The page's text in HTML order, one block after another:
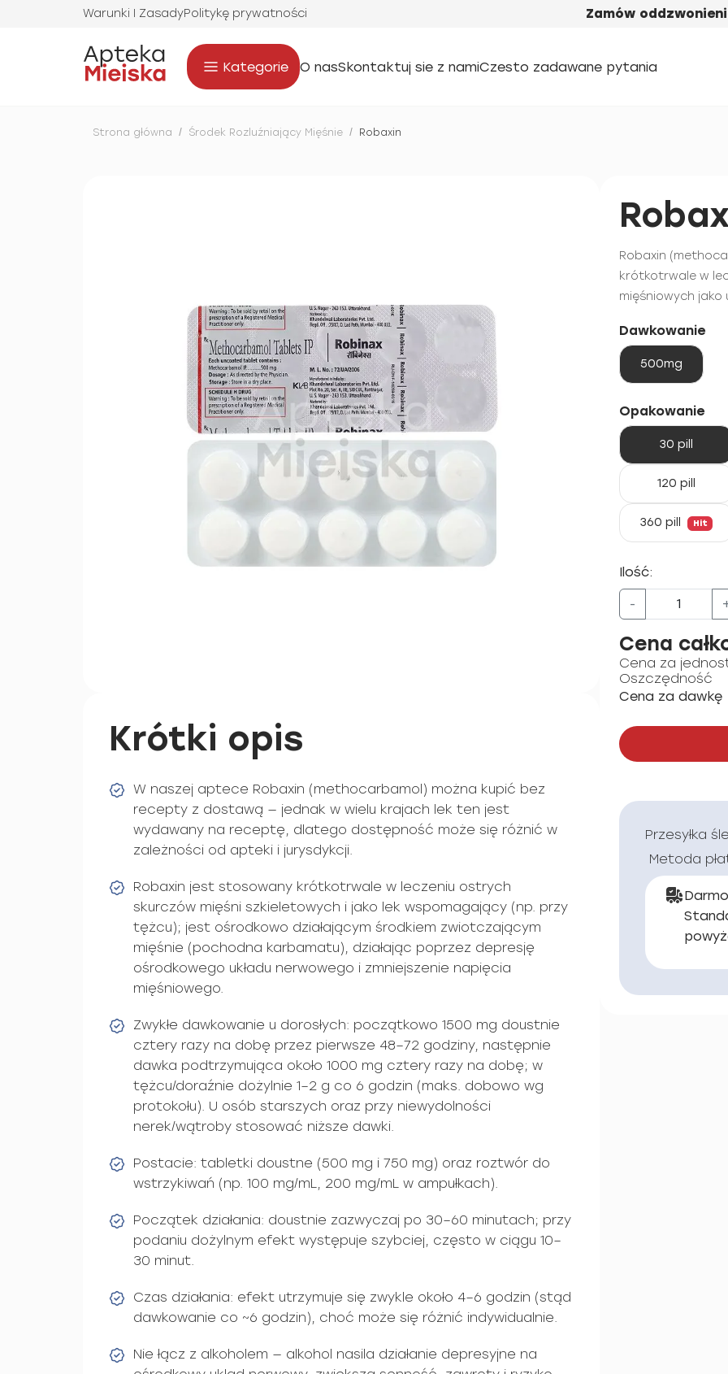
Warunki I ZasadyPolitykę prywatności Zamów
Kategorie O nasSkontaktuj sie z namiCzesto zadawane pytania
Strona główna / Środek Rozluźniający Mięśnie / Robaxin
Krótki opis
W naszej aptece Robaxin (methocarbamol) można kupić bez
recepty z dostawą — jednak w wielu krajach lek ten jest
wydawany na receptę, dlatego dostępność może się różnić w
zależności od apteki i jurysdykcji.
Robaxin jest stosowany krótkotrwale w leczeniu ostrych
skurczów mięśni szkieletowych i jako lek wspomagający (np. przy
tężcu); jest ośrodkowo działającym środkiem zwiotczającym
mięśnie (pochodna karbamatu), działając poprzez depresję
ośrodkowego układu nerwowego i zmniejszenie napięcia
mięśniowego.
Zwykłe dawkowanie u dorosłych: początkowo 1500 mg doustnie
cztery razy na dobę przez pierwsze 48–72 godziny, następnie
dawka podtrzymująca około 1000 mg cztery razy na dobę; w
tężcu/doraźnie dożylnie 1–2 g co 6 godzin (maks. dobowo wg
protokołu). U osób starszych oraz przy niewydolności
nerek/wątroby stosować niższe dawki.
Postacie: tabletki doustne (500 mg i 750 mg) oraz roztwór do
wstrzykiwań (np. 100 mg/mL, 200 mg/mL w ampułkach).
Początek działania: doustnie zazwyczaj po 30–60 minutach; przy
podaniu dożylnym efekt występuje szybciej, często w ciągu 10–
30 minut.
Czas działania: efekt utrzymuje się zwykle około 4–6 godzin (stąd
dawkowanie co ~6 godzin), choć może się różnić indywidualnie.
Nie łącz z alkoholem — alkohol nasila działanie depresyjne na
Robaxin
krótkotrwale w
mięśniowych jako
Dawkowanie
500mg
Opakowanie
30 pill
120 pill
360 pill Hit
Ilość:
-
Cena
Cena za
Oszczędność
Cena za dawkę
Przesyłka
Metoda